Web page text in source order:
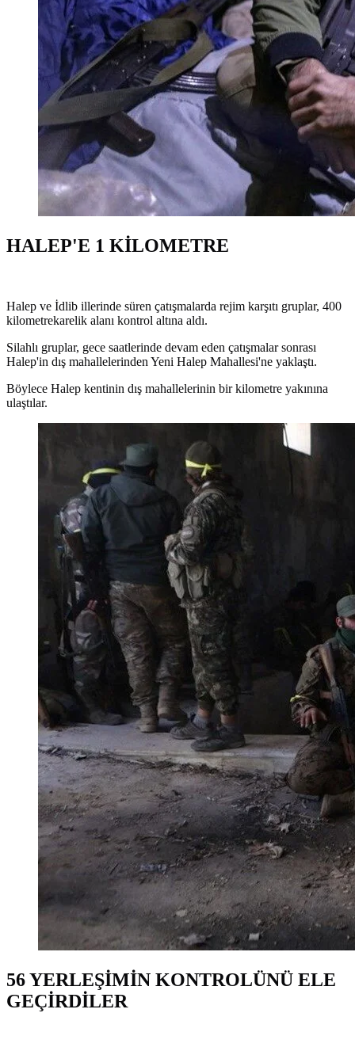
HALEP'E 1 KİLOMETRE
Halep ve İdlib illerinde süren çatışmalarda rejim karşıtı gruplar, 400
kilometrekarelik alanı kontrol altına aldı.
Silahlı gruplar, gece saatlerinde devam eden çatışmalar sonrası
Halep'in dış mahallelerinden Yeni Halep Mahallesi'ne yaklaştı.
Böylece Halep kentinin dış mahallelerinin bir kilometre yakınına
ulaştılar.
56 YERLEŞİMİN KONTROLÜNÜ ELE
GEÇİRDİLER